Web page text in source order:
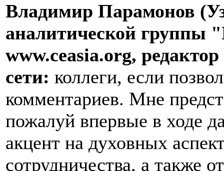
Владимир Парамонов
аналитической группы
www.ceasia.org,
сети: коллеги, если
комментариев. Мне
пожалуй впервые в ходе
акцент на духовных
сотрудничества, а также